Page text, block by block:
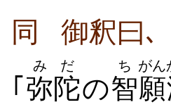
同 御釈曰､
｢ 弥陀
みだ
の智
ち
願
がん